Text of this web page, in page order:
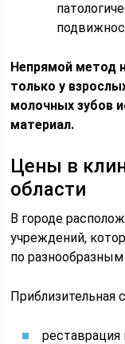
Непрямой метод
только у
молочных зубов
материал.
Цены в
области
В городе
учреждений,
по
Приблизительная